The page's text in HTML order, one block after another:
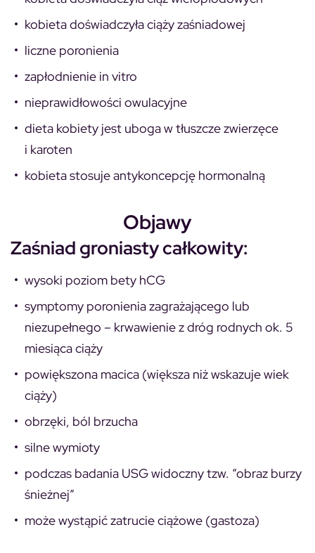
kobieta doświadczyła ciąży zaśniadowej
liczne poronienia
zapłodnienie in vitro
nieprawidłowości owulacyjne
dieta kobiety jest uboga w tłuszcze zwierzęce
i karoten
kobieta stosuje antykoncepcję hormonalną
Objawy
Zaśniad groniasty całkowity:
wysoki poziom bety hCG
symptomy poronienia zagrażającego lub
niezupełnego – krwawienie z dróg rodnych ok. 5
miesiąca ciąży
powiększona macica (większa niż wskazuje wiek
ciąży)
obrzęki, ból brzucha
silne wymioty
podczas badania USG widoczny tzw. “obraz burzy
śnieżnej”
może wystąpić zatrucie ciążowe (gastoza)